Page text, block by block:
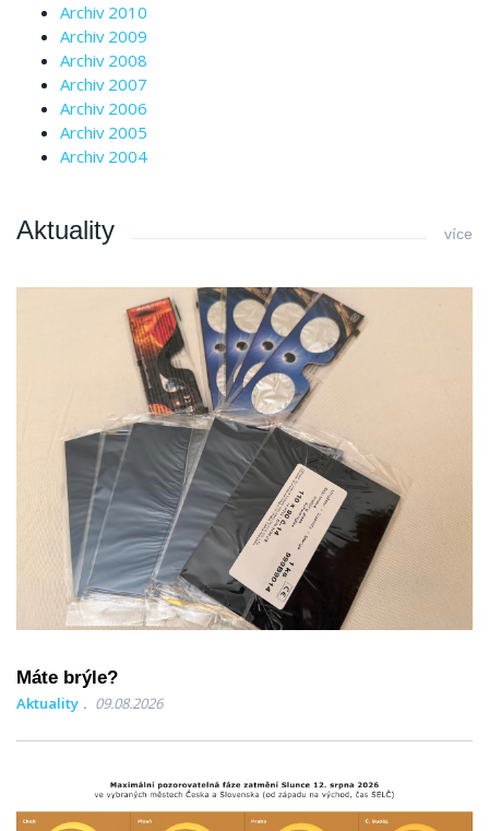
Archiv 2010
Archiv 2009
Archiv 2008
Archiv 2007
Archiv 2006
Archiv 2005
Archiv 2004
Aktuality více
Máte brýle?
Aktuality 09.08.2026